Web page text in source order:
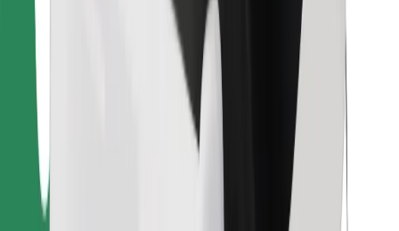
Όροι & Προϋποθέσεις
Πάρε ταξί μέσα σε λίγα λεπτά!
Κατέβασε την εφαρμογή Bolt
Κατεβάστε την εφαρμογή Bolt Food